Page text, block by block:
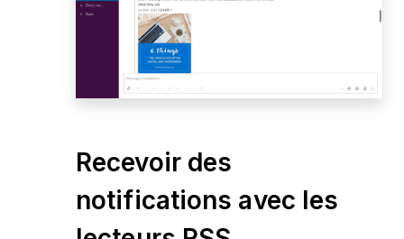
Recevoir des
notifications avec les